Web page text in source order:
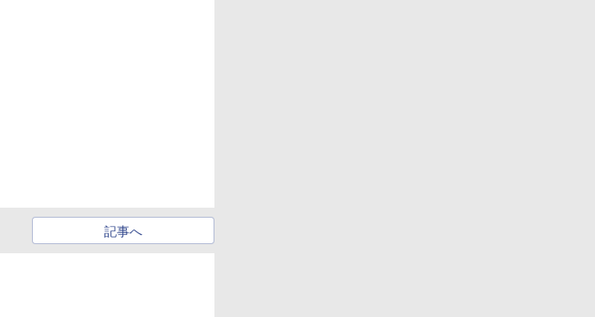
記事へ